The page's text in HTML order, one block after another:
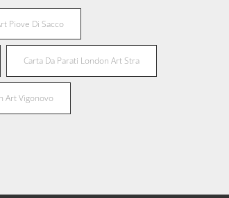
Piove Di Sacco
Carta Da Parati London Art Stra
Art Vigonovo